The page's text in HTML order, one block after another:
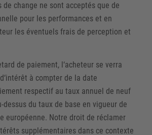
change ne sont acceptés que de
pour les performances et en
les éventuels frais de perception et
de paiement, l‘acheteur se verra
à compter de la date
respectif au taux annuel de neuf
dessus du taux de base en vigueur de
européenne. Notre droit de réclamer
supplémentaires dans ce contexte